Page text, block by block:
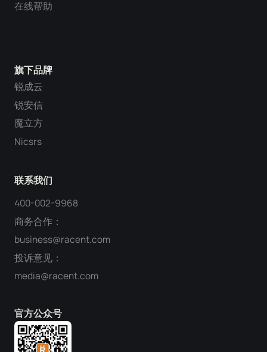
旗下品牌
锐成云
锐安信
魔立方
Nicsrs
联系我们
400-002-9968
商务合作：
business@racent.com
投诉意见：
media@racent.com
官方公众号
在线帮助